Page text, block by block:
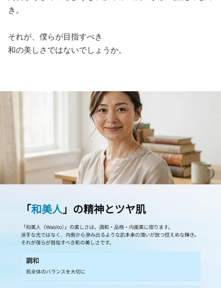
き。
それが、僕らが目指すべき
和の美しさではないでしょうか。